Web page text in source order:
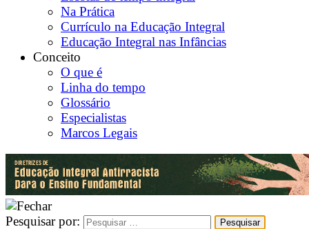
Na Prática
Currículo na Educação Integral
Educação Integral nas Infâncias
Conceito
O que é
Linha do tempo
Glossário
Especialistas
Marcos Legais
Pesquisar por: